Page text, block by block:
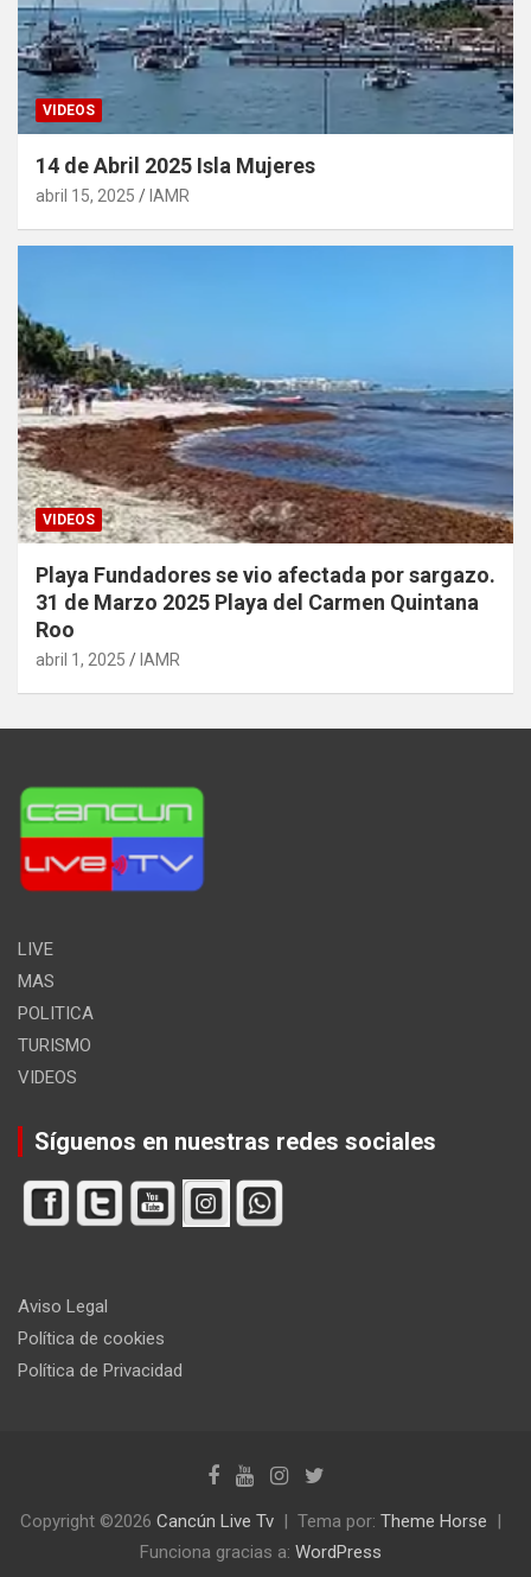
VIDEOS
14 de Abril 2025 Isla Mujeres
abril 15, 2025 IAMR
VIDEOS
Playa Fundadores se vio afectada por sargazo.
31 de Marzo 2025 Playa del Carmen Quintana
Roo
abril 1, 2025 IAMR
LIVE
MAS
POLITICA
TURISMO
VIDEOS
Síguenos en nuestras redes sociales
Aviso Legal
Política de cookies
Política de Privacidad
Copyright ©2026 Cancún Live Tv Tema por: Theme Horse
Funciona gracias a: WordPress